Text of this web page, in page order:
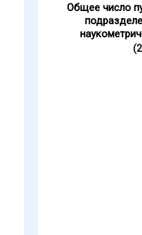
Общее число